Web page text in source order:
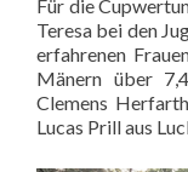
Für die
Teresa bei den
erfahrenen
Mänern über
Clemens
Lucas Prill aus